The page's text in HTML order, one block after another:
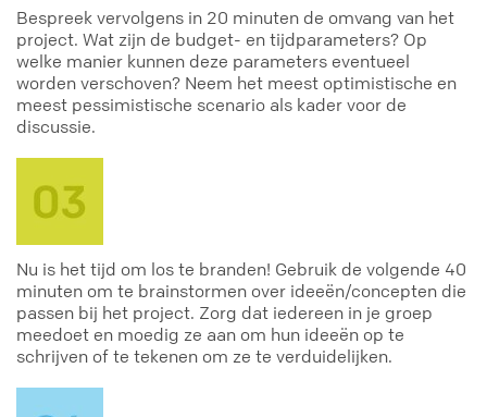
Bespreek vervolgens in 20 minuten de omvang van het
project. Wat zijn de budget- en tijdparameters? Op
welke manier kunnen deze parameters eventueel
worden verschoven? Neem het meest optimistische en
meest pessimistische scenario als kader voor de
discussie.
Nu is het tijd om los te branden! Gebruik de volgende 40
minuten om te brainstormen over ideeën/concepten die
passen bij het project. Zorg dat iedereen in je groep
meedoet en moedig ze aan om hun ideeën op te
schrijven of te tekenen om ze te verduidelijken.